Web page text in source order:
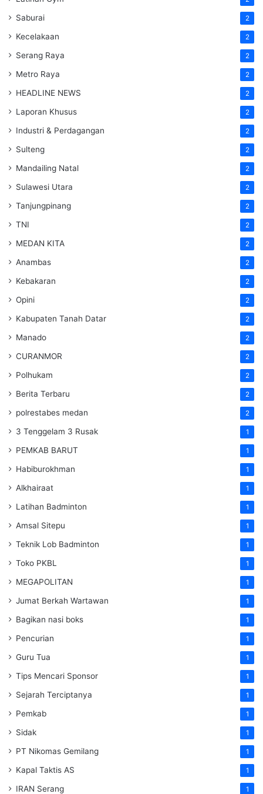
Saburai 2
Kecelakaan 2
Serang Raya 2
Metro Raya 2
HEADLINE NEWS 2
Laporan Khusus 2
Industri & Perdagangan 2
Sulteng 2
Mandailing Natal 2
Sulawesi Utara 2
Tanjungpinang 2
TNI 2
MEDAN KITA 2
Anambas 2
Kebakaran 2
Opini 2
Kabupaten Tanah Datar 2
Manado 2
CURANMOR 2
Polhukam 2
Berita Terbaru 2
polrestabes medan 2
3 Tenggelam 3 Rusak 1
PEMKAB BARUT 1
Habiburokhman 1
Alkhairaat 1
Latihan Badminton 1
Amsal Sitepu 1
Teknik Lob Badminton 1
Toko PKBL 1
MEGAPOLITAN 1
Jumat Berkah Wartawan 1
Bagikan nasi boks 1
Pencurian 1
Guru Tua 1
Tips Mencari Sponsor 1
Sejarah Terciptanya 1
Pemkab 1
Sidak 1
PT Nikomas Gemilang 1
Kapal Taktis AS 1
IRAN Serang 1